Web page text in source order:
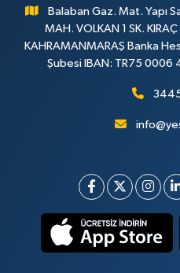
Balaban Gaz. Mat. Yapı
MAH. VOLKAN 1 SK.
KAHRAMANMARAŞ Banka
Şubesi IBAN: TR75 0006